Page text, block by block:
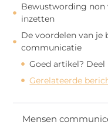
Bewustwording
inzetten
De voordelen van je
communicatie
Goed artikel? Deel
Gerelateerde
Mensen